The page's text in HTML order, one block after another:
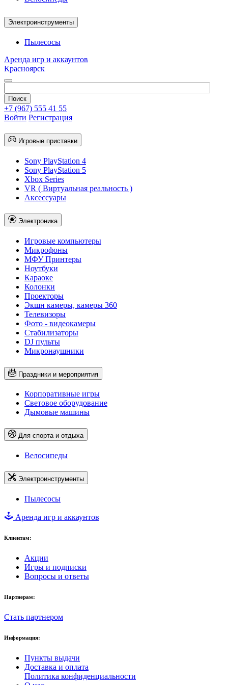
Электроинструменты
Пылесосы
Аренда игр и аккаунтов
Красноярск
+7 (967) 555 41 55
Войти Регистрация
Игровые приставки
Sony PlayStation 4
Sony PlayStation 5
Xbox Series
VR ( Виртуальная реальность )
Аксессуары
Электроника
Игровые компьютеры
Микрофоны
МФУ Принтеры
Ноутбуки
Караоке
Колонки
Проекторы
Экшн камеры, камеры 360
Телевизоры
Фото - видеокамеры
Стабилизаторы
DJ пульты
Микронаушники
Праздники и мероприятия
Корпоративные игры
Световое оборудование
Дымовые машины
Для спорта и отдыха
Велосипеды
Электроинструменты
Пылесосы
Аренда игр и аккаунтов
Клиентам:
Акции
Игры и подписки
Вопросы и ответы
Партнерам:
Стать партнером
Информация:
Пункты выдачи
Доставка и оплата
Политика конфиденциальности